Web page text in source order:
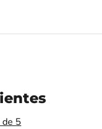
5